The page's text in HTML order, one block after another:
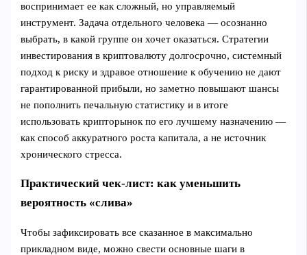
воспринимает ее как сложный, но управляемый
инструмент. Задача отдельного человека — осознанно
выбрать, в какой группе он хочет оказаться. Стратегии
инвестирования в криптовалюту долгосрочно, системный
подход к риску и здравое отношение к обучению не дают
гарантированной прибыли, но заметно повышают шансы
не пополнить печальную статистику и в итоге
использовать крипторынок по его лучшему назначению —
как способ аккуратного роста капитала, а не источник
хронического стресса.
Практический чек-лист: как уменьшить
вероятность «слива»
Чтобы зафиксировать все сказанное в максимально
прикладном виде, можно свести основные шаги в